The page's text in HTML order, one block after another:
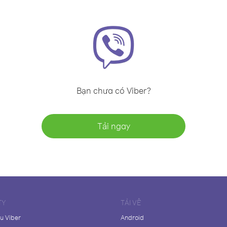
Bạn chưa có Viber?
Tải ngay
Viber
TẢI VỀ
Android